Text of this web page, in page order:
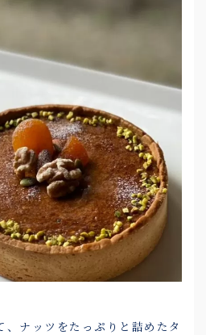
ナッツをたっぷりと詰めたタ